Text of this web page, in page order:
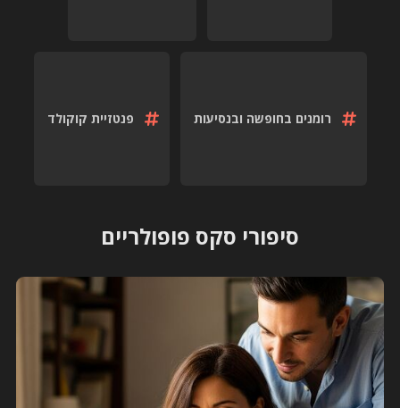
רומנים בחופשה ובנסיעות פנטזיית קוקולד
סיפורי סקס פופולריים